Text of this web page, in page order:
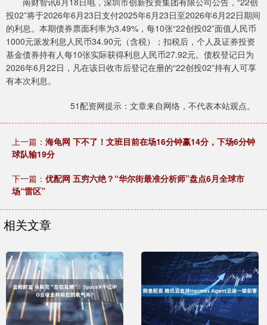
投02”将于2026年6月23日支付2025年6月23日至2026年6月22日期间
的利息。本期债券票面利率为3.49%，每10张“22创投02”面值人民币
1000元派发利息人民币34.90元（含税）；扣税后，个人及证券投资
基金债券持有人每10张实际获得利息人民币27.92元。债权登记日为
2026年6月22日，凡在该日收市后登记在册的“22创投02”持有人可享
有本次利息。
51配资网提示：文章来自网络，不代表本站观点。
上一篇： 海龟网 下不了！文班目前在场16分钟赢14分，下场6分钟
球队输19分
下一篇： 优配网 五穷六绝？“华尔街最准分析师”盘点6月全球市
场“雷区”
相关文章